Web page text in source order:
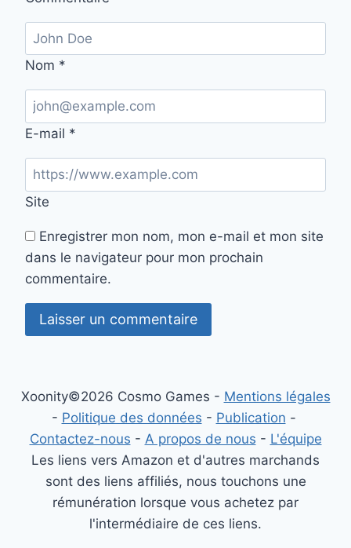
Nom *
E-mail *
Site
Enregistrer mon nom, mon e-mail et mon site
dans le navigateur pour mon prochain
commentaire.
Xoonity©2026 Cosmo Games - Mentions légales
- Politique des données - Publication -
Contactez-nous - A propos de nous - L'équipe
Les liens vers Amazon et d'autres marchands
sont des liens affiliés, nous touchons une
rémunération lorsque vous achetez par
l'intermédiaire de ces liens.